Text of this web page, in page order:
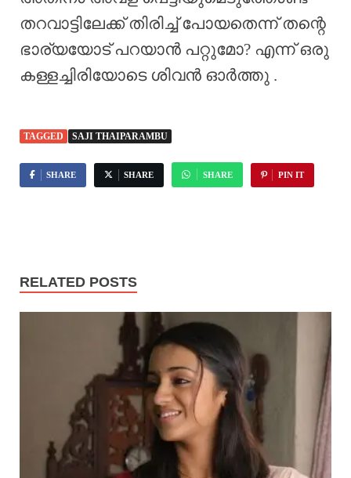
തറവാട്ടിലേക്ക് തിരിച്ച് പോയതെന്ന് തന്റെ
ഭാര്യയോട് പറയാൻ പറ്റുമോ? എന്ന് ഒരു
കള്ളച്ചിരിയോടെ ശിവൻ ഓർത്തു .
TAGGED SAJI THAIPARAMBU
SHARE SHARE SHARE PIN IT
RELATED POSTS